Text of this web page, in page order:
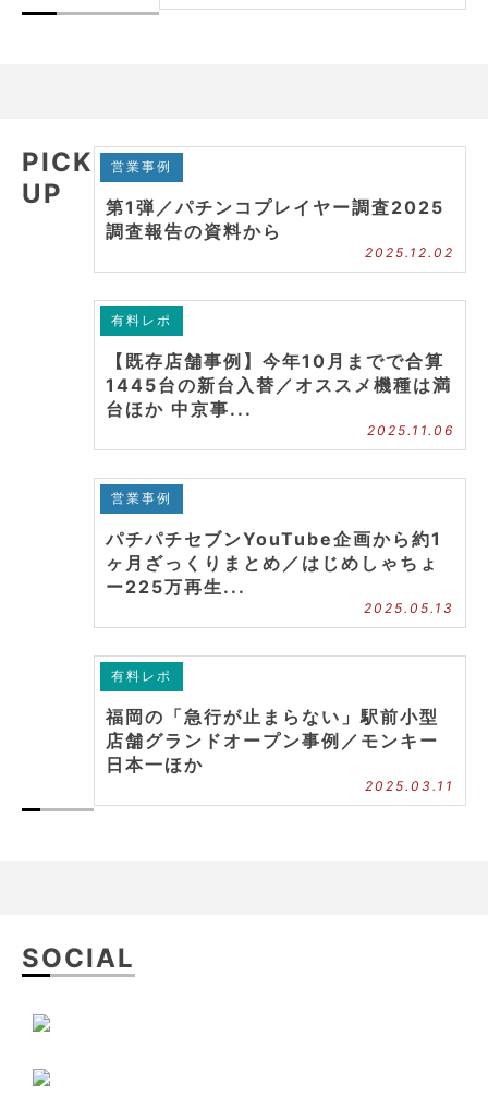
PICK
UP
営業事例
第1弾／パチンコプレイヤー調査2025
調査報告の資料から
2025.12.02
有料レポ
【既存店舗事例】今年10月までで合算
1445台の新台入替／オススメ機種は満
台ほか 中京事...
2025.11.06
営業事例
パチパチセブンYouTube企画から約1
ヶ月ざっくりまとめ／はじめしゃちょ
ー225万再生...
2025.05.13
有料レポ
福岡の「急行が止まらない」駅前小型
店舗グランドオープン事例／モンキー
日本一ほか
2025.03.11
SOCIAL